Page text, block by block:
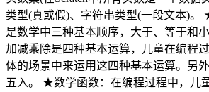
类型(真或假)、字符串类型(一段文本)
是数学中三种基本顺序，大于、等于和
加减乘除是四种基本运算，儿童在编程
体的场景中来运用这四种基本运算。另
五入。 ★数学函数：在编程过程中，儿